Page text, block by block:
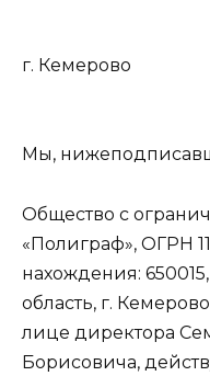
г.
11
Мы,
Общество с
«Полиграф», ОГРН
нахождения:
область, г.
лице директора
Борисовича,